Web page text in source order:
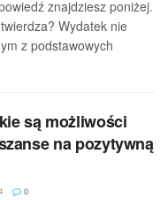
znajdziesz poniżej.
Wydatek nie
z podstawowych
są możliwości
na pozytywną
0